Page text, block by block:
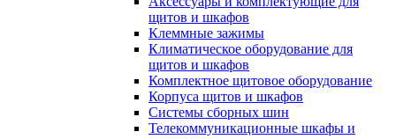
щитов и шкафов
Клеммные зажимы
Климатическое оборудование для
щитов и шкафов
Комплектное щитовое оборудование
Корпуса щитов и шкафов
Системы сборных шин
Телекоммуникационные шкафы и